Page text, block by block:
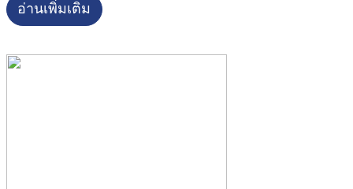
อ่านเพิ่มเติม